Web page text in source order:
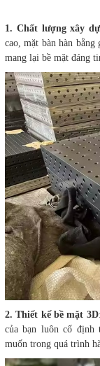
1. Chất lượng xây
cao, mặt bàn hàn
mang lại bề mặt đáng
2. Thiết kế bề mặt 3D
của bạn luôn cố định
muốn trong quá trình